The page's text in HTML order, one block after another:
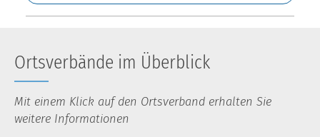
Ortsverbände im Überblick
Mit einem Klick auf den Ortsverband erhalten Sie
weitere Informationen